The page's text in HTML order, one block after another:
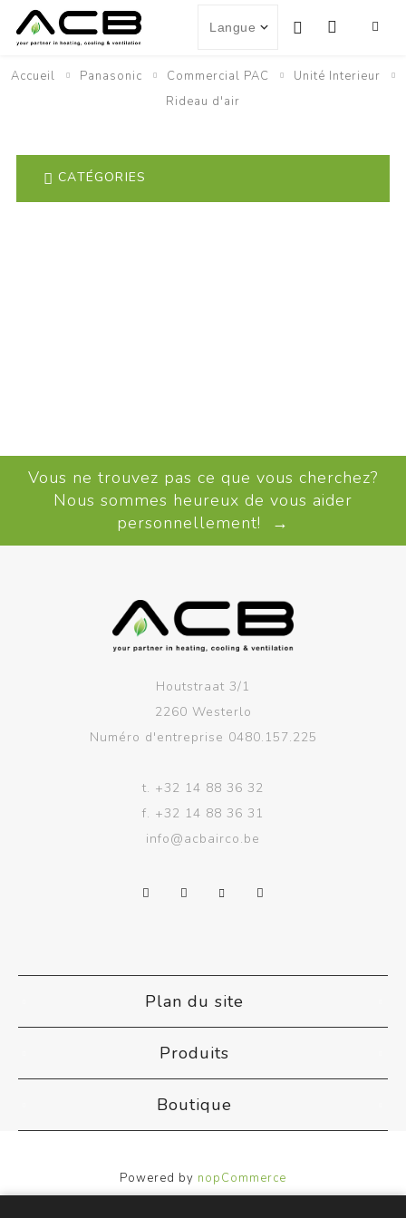
Accueil Panasonic Commercial PAC
Unité Interieur
Rideau d'air
CATÉGORIES
Vous ne trouvez pas ce que vous cherchez?
Nous sommes heureux de vous aider
personnellement! →
Houtstraat 3/1
2260 Westerlo
Numéro d'entreprise 0480.157.225
t. +32 14 88 36 32
f. +32 14 88 36 31
info@acbairco.be
Plan du site
Produits
Boutique
Powered by nopCommerce
Designed byNop-Templates.com